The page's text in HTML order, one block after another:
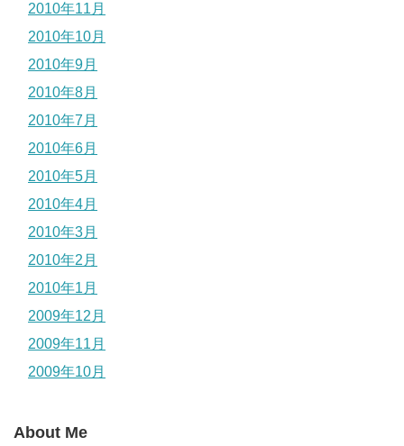
2010年11月
2010年10月
2010年9月
2010年8月
2010年7月
2010年6月
2010年5月
2010年4月
2010年3月
2010年2月
2010年1月
2009年12月
2009年11月
2009年10月
About Me